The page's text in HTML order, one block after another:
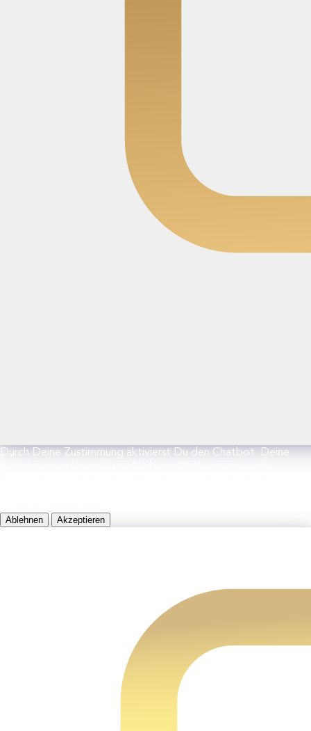
Durch Deine Zustimmung aktivierst Du den Chatbot. Deine
Ablehnen Akzeptieren